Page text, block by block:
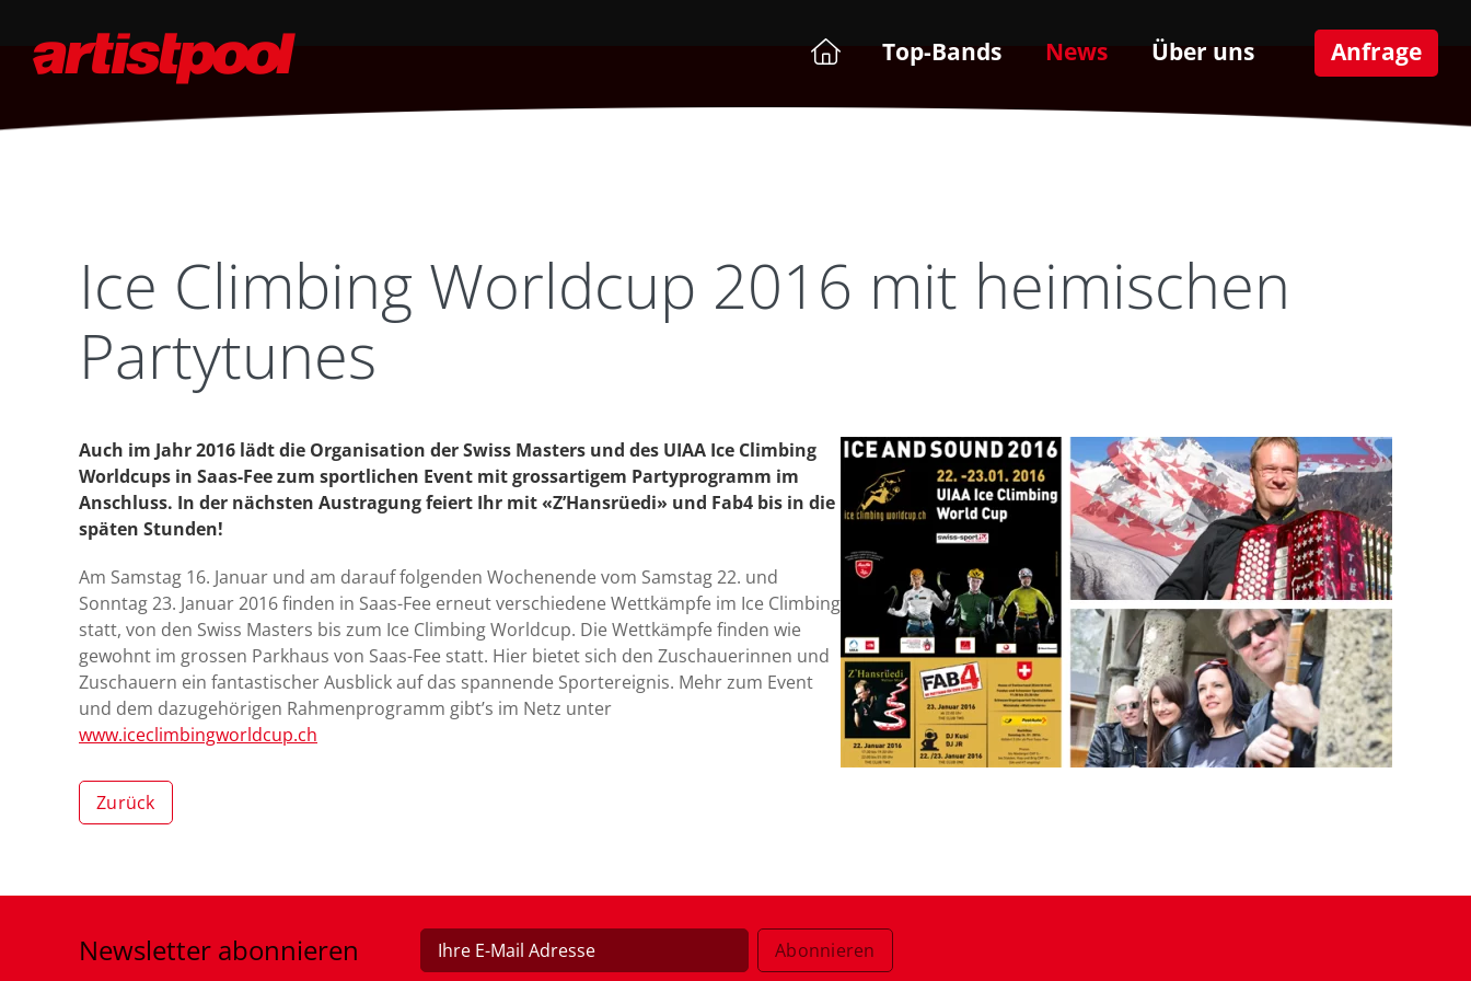
Top-Bands News Über uns Anfrage
Ice Climbing Worldcup 2016 mit heimischen
Partytunes
Auch im Jahr 2016 lädt die Organisation der Swiss Masters und des UIAA Ice Climbing
Worldcups in Saas-Fee zum sportlichen Event mit grossartigem Partyprogramm im
Anschluss. In der nächsten Austragung feiert Ihr mit «Z’Hansrüedi» und Fab4 bis in die
späten Stunden!
Am Samstag 16. Januar und am darauf folgenden Wochenende vom Samstag 22. und
Sonntag 23. Januar 2016 finden in Saas-Fee erneut verschiedene Wettkämpfe im Ice Climbing
statt, von den Swiss Masters bis zum Ice Climbing Worldcup. Die Wettkämpfe finden wie
gewohnt im grossen Parkhaus von Saas-Fee statt. Hier bietet sich den Zuschauerinnen und
Zuschauern ein fantastischer Ausblick auf das spannende Sportereignis. Mehr zum Event
und dem dazugehörigen Rahmenprogramm gibt’s im Netz unter
www.iceclimbingworldcup.ch
Zurück
Newsletter abonnieren